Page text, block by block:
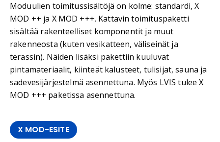
Moduulien toimitussisältöjä on kolme: standardi, X
MOD ++ ja X MOD +++. Kattavin toimituspaketti
sisältää rakenteelliset komponentit ja muut
rakenneosta (kuten vesikatteen, väliseinät ja
terassin). Näiden lisäksi pakettiin kuuluvat
pintamateriaalit, kiinteät kalusteet, tulisijat, sauna ja
sadevesijärjestelmä asennettuna. Myös LVIS tulee X
MOD +++ paketissa asennettuna.
X MOD-ESITE